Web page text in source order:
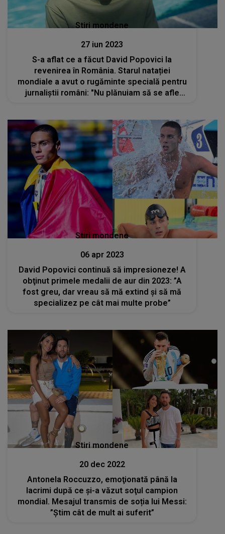
Stiri mondene
27 iun 2023
S-a aflat ce a făcut David Popovici la
revenirea în România. Starul natației
mondiale a avut o rugăminte specială pentru
jurnaliștii români: "Nu plănuiam să se afle
Stiri mondene
06 apr 2023
David Popovici continuă să impresioneze! A
obţinut primele medalii de aur din 2023: ”A
fost greu, dar vreau să mă extind și să mă
specializez pe cât mai multe probe”
Stiri mondene
20 dec 2022
Antonela Roccuzzo, emoţionată până la
lacrimi după ce şi-a văzut soţul campion
mondial. Mesajul transmis de soția lui Messi:
”Știm cât de mult ai suferit”